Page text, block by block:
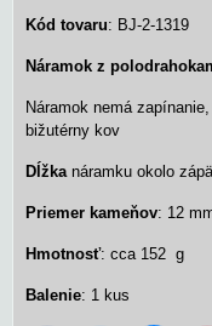
Kód tovaru: BJ-2-1319
Náramok z
Náramok nemá
bižutérny kov
Dĺžkanáramku okolo
Priemer kameňov: 12
Hmotnosť: cca 152 g
Balenie: 1 kus